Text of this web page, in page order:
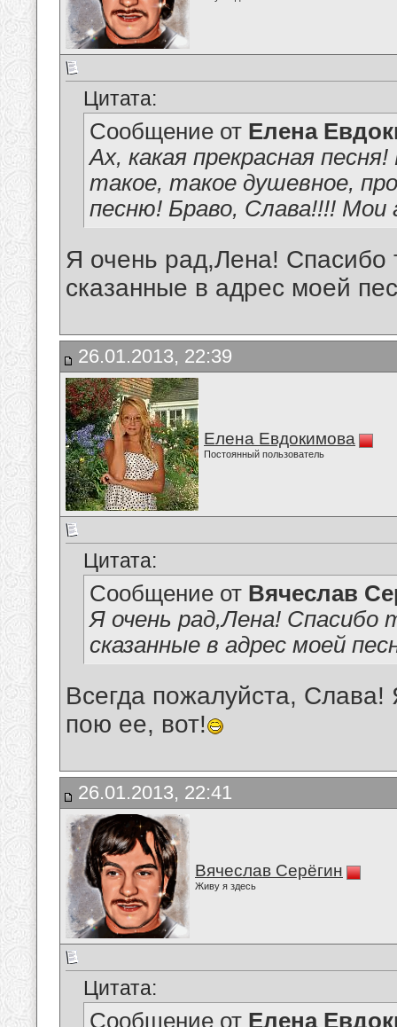
Цитата:
Сообщение от Елена
Ах, какая прекрасная
такое, такое душевное,
песню! Браво, Слава!!!!
Я очень рад,Лена! Спасибо
сказанные в адрес моей
26.01.2013, 22:39
Елена Евдокимова
Постоянный пользователь
Цитата:
Сообщение от Вячеслав
Я очень рад,Лена! Спасибо
сказанные в адрес моей
Всегда пожалуйста,
пою ее, вот!
26.01.2013, 22:41
Вячеслав Серёгин
Живу я здесь
Цитата:
Сообщение от Елена